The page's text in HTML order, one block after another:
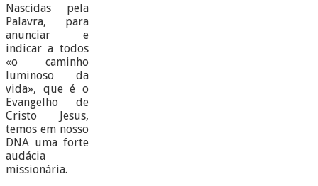
Nascidas pela
Palavra, para
anunciar e
indicar a todos
«o caminho
luminoso da
vida», que é o
Evangelho de
Cristo Jesus,
temos em nosso
DNA uma forte
audácia
missionária.